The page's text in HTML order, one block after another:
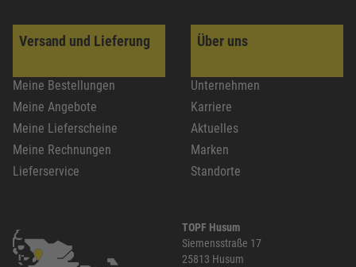
Versand und Lieferung
Meine Bestellungen
Meine Angebote
Meine Lieferscheine
Meine Rechnungen
Lieferservice
Über uns
Unternehmen
Karriere
Aktuelles
Marken
Standorte
TOPF Husum
Siemensstraße 17
25813 Husum